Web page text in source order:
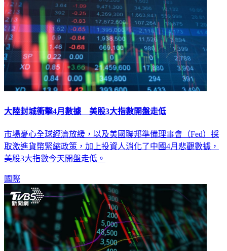
大陸封城衝擊4月數據 美股3大指數開盤走低
市場憂心全球經濟放緩，以及美國聯邦準備理事會（Fed）採
取激進貨幣緊縮政策，加上投資人消化了中國4月悲觀數據，
美股3大指數今天開盤走低。
國際